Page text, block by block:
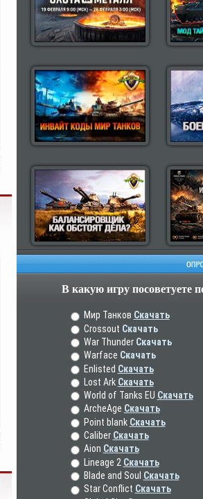
Опрос пользователей
В какую игру посоветуете
Мир Танков Скачать
Crossout Скачать
War Thunder Скачать
Warface Скачать
Enlisted Скачать
Lost Ark Скачать
World of Tanks EU Скачать
ArcheAge Скачать
Point blank Скачать
Caliber Скачать
Aion Скачать
Lineage 2 Скачать
Blade and Soul Скачать
Star Conflict Скачать